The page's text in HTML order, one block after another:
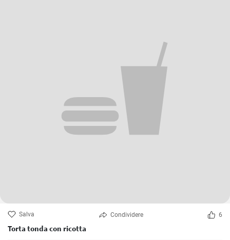
Salva Condividere 6
Torta tonda con ricotta